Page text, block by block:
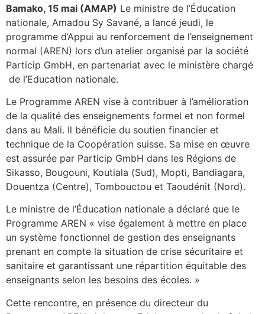
Bamako, 15 mai (AMAP) Le ministre de l’Éducation
nationale, Amadou Sy Savané, a lancé jeudi, le
programme d’Appui au renforcement de l’enseignement
normal (AREN) lors d’un atelier organisé par la société
Particip GmbH, en partenariat avec le ministère chargé
de l’Education nationale.
Le Programme AREN vise à contribuer à l’amélioration
de la qualité des enseignements formel et non formel
dans au Mali. Il bénéficie du soutien financier et
technique de la Coopération suisse. Sa mise en œuvre
est assurée par Particip GmbH dans les Régions de
Sikasso, Bougouni, Koutiala (Sud), Mopti, Bandiagara,
Douentza (Centre), Tombouctou et Taoudénit (Nord).
Le ministre de l’Éducation nationale a déclaré que le
Programme AREN « vise également à mettre en place
un système fonctionnel de gestion des enseignants
prenant en compte la situation de crise sécuritaire et
sanitaire et garantissant une répartition équitable des
enseignants selon les besoins des écoles. »
Cette rencontre, en présence du directeur du